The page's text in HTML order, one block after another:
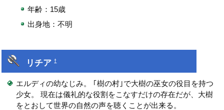
年齢：15歳
出身地：不明
リチア†
エルディの幼なじみ。 ｢樹の村｣で大樹の巫女の役目を持つ
少女。 現在は儀礼的な役割をこなすだけの存在だが、大樹
をとおして世界の自然の声を聴くことが出来る。